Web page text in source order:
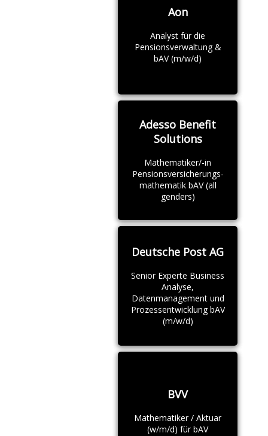
Aon
Analyst für die
Pensionsverwaltung &
bAV (m/w/d)
Adesso Benefit
Solutions
Mathematiker/-in
Pensionsversicherungs-
mathematik bAV (all
genders)
Deutsche Post AG
Senior Experte Business
Analyse,
Datenmanagement und
Prozessentwicklung bAV
(m/w/d)
BVV
Mathematiker / Aktuar
(w/m/d) für bAV